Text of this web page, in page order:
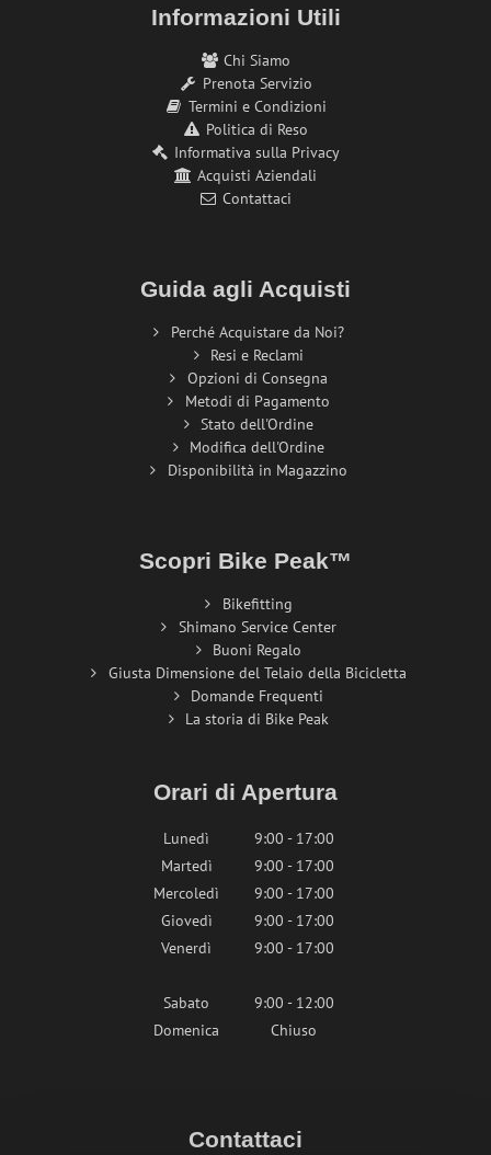
Informazioni Utili
Chi Siamo
Prenota Servizio
Termini e Condizioni
Politica di Reso
Informativa sulla Privacy
Acquisti Aziendali
Contattaci
Guida agli Acquisti
Perché Acquistare da Noi?
Resi e Reclami
Opzioni di Consegna
Metodi di Pagamento
Stato dell'Ordine
Modifica dell'Ordine
Disponibilità in Magazzino
Scopri Bike Peak™
Bikefitting
Shimano Service Center
Buoni Regalo
Giusta Dimensione del Telaio della Bicicletta
Domande Frequenti
La storia di Bike Peak
Orari di Apertura
Lunedì
9:00 - 17:00
Martedì
9:00 - 17:00
Mercoledì
9:00 - 17:00
Giovedì
9:00 - 17:00
Venerdì
9:00 - 17:00
Sabato
9:00 - 12:00
Domenica
Chiuso
Contattaci